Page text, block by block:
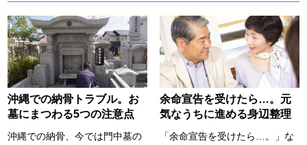
沖縄での納骨トラブル。お
墓にまつわる5つの注意点
沖縄での納骨、今では門中墓の
余命宣告を受けたら…。元
気なうちに進める身辺整理
「余命宣告を受けたら…。」な